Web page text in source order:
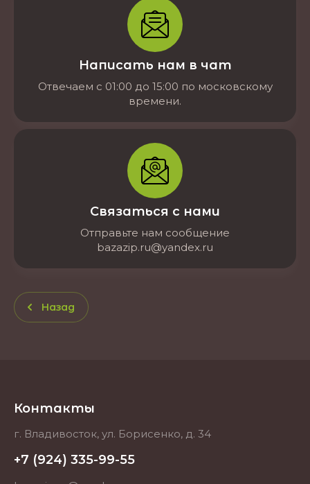
Написать нам в чат
Отвечаем с 01:00 до 15:00 по московскому
времени.
Связаться с нами
Отправьте нам сообщение
bazazip.ru@yandex.ru
Назад
Контакты
г. Владивосток, ул. Борисенко, д. 34
+7 (924) 335-99-55